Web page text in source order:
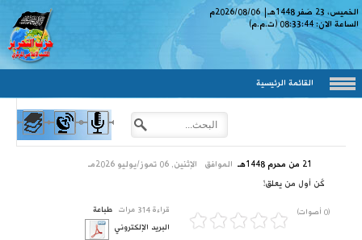
الخميس، 23 صَفر 1448 هـ|
2026/08/06م
الساعة الان:08:33:45(ت.م.م)
القائمة الرئيسية
21 من محرم 1448هـ الموافق الإثنين, 06 تموز/يوليو 2026مـ
كٌن أول من يعلق!
قراءة 314 مرات
طباعة
البريد الإلكتروني
(0 أصوات)